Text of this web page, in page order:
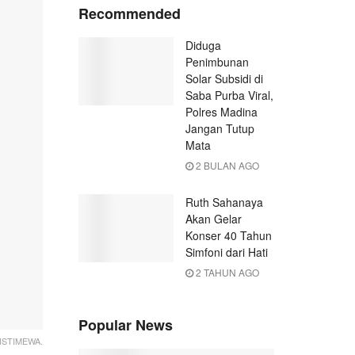
Recommended
Diduga
Penimbunan
Solar Subsidi di
Saba Purba Viral,
Polres Madina
Jangan Tutup
Mata
2 BULAN AGO
Ruth Sahanaya
Akan Gelar
Konser 40 Tahun
Simfoni dari Hati
2 TAHUN AGO
Popular News